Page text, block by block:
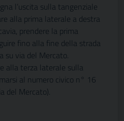
l’uscita sulla tangenziale
alla prima laterale a destra
prendere la prima
fino alla fine della strada
su via del Mercato.
alla terza laterale sulla
al numero civico n° 16
del Mercato).